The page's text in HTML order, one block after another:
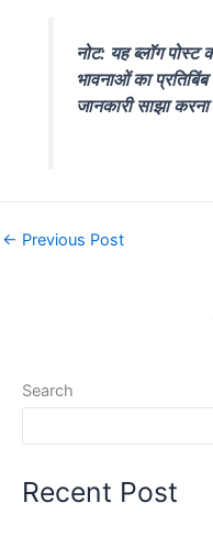
नोट: यह ब्लॉग पोस्ट
भावनाओं का
जानकारी साझा
← Previous Post
Search
Recent Post